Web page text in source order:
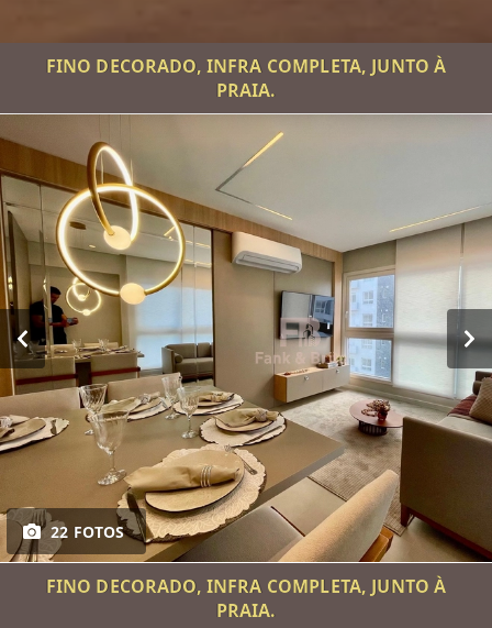
FINO DECORADO, INFRA COMPLETA, JUNTO À
PRAIA.
22 FOTOS
FINO DECORADO, INFRA COMPLETA, JUNTO À
PRAIA.